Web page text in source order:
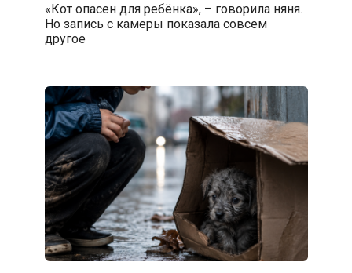
«Кот опасен для ребёнка», – говорила няня.
Но запись с камеры показала совсем
другое